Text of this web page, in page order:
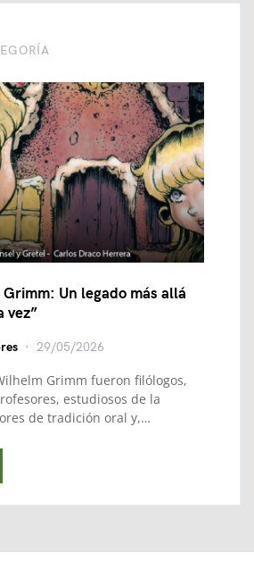
Grimm: Un legado más allá
vez”
29/05/2026
Grimm fueron filólogos,
estudiosos de la
de tradición oral y,…